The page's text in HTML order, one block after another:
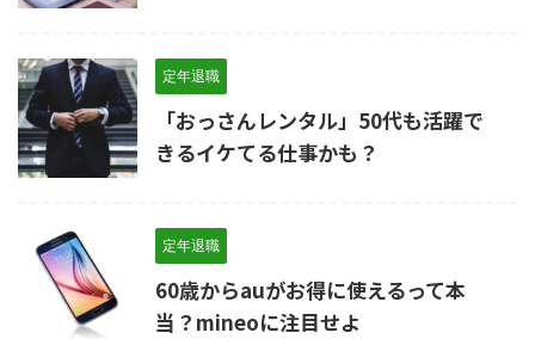
定年退職
「おっさんレンタル」50代も活躍で
きるイケてる仕事かも？
定年退職
60歳からauがお得に使えるって本
当？mineoに注目せよ